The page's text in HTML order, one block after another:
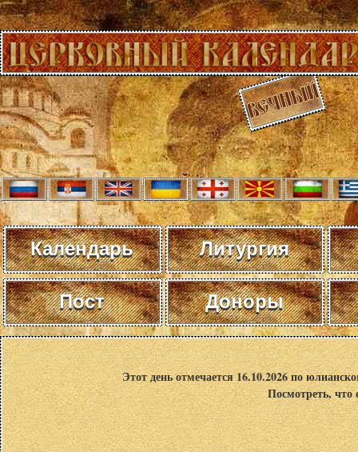
Календарь Литургия
Пост Доноры
Этот день отмечается 16.10.2026 по
Посмотреть,